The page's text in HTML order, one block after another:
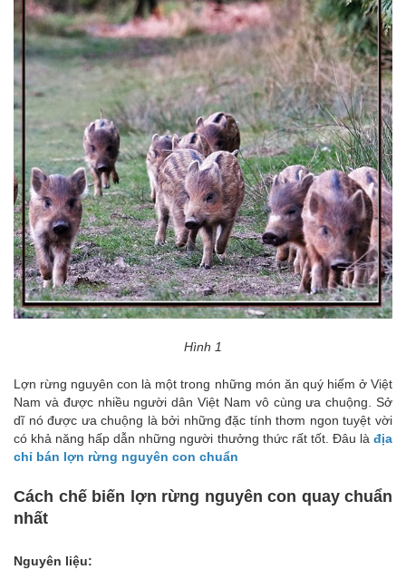
Hình 1
Lợn rừng nguyên con là một trong những món ăn quý hiếm ở Việt
Nam và được nhiều người dân Việt Nam vô cùng ưa chuộng. Sở
dĩ nó được ưa chuộng là bởi những đặc tính thơm ngon tuyệt vời
có khả năng hấp dẫn những người thưởng thức rất tốt. Đâu là địa
chỉ bán lợn rừng nguyên con chuẩn
Cách chế biến lợn rừng nguyên con quay chuẩn
nhất
Nguyên liệu: